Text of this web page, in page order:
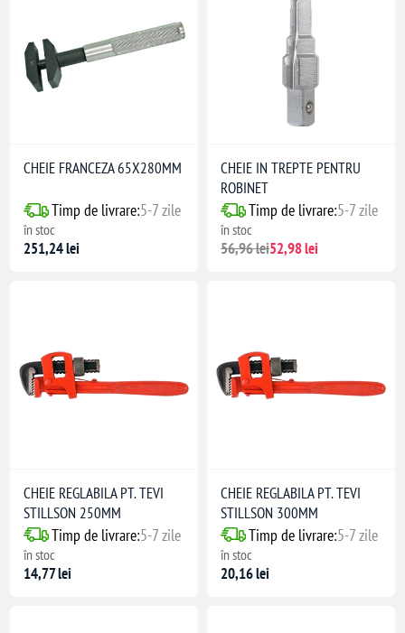
CHEIE FRANCEZA 65X280MM
Timp de livrare:5-7 zile
în stoc
251,24 lei
CHEIE IN TREPTE PENTRU
ROBINET
Timp de livrare:5-7 zile
în stoc
56,96 lei52,98 lei
CHEIE REGLABILA PT. TEVI
STILLSON 250MM
Timp de livrare:5-7 zile
în stoc
14,77 lei
CHEIE REGLABILA PT. TEVI
STILLSON 300MM
Timp de livrare:5-7 zile
în stoc
20,16 lei